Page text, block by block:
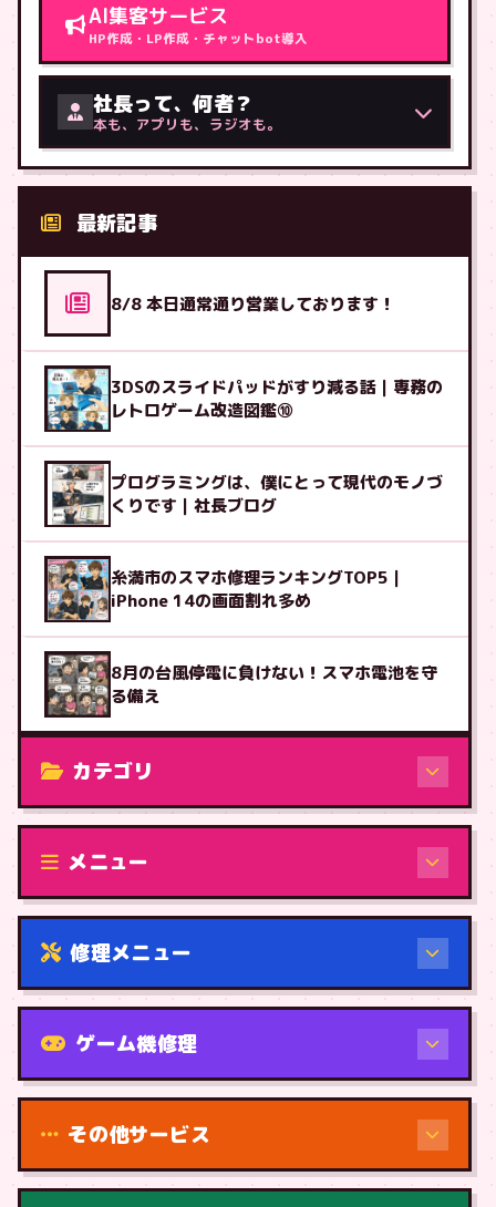
AI集客サービス
HP作成・LP作成・チャットbot導入
社長って、何者？
本も、アプリも、ラジオも。
最新記事
8/8 本日通常通り営業しております！
3DSのスライドパッドがすり減る話｜専務の
レトロゲーム改造図鑑⑩
プログラミングは、僕にとって現代のモノづ
くりです｜社長ブログ
糸満市のスマホ修理ランキングTOP5｜
iPhone 14の画面割れ多め
8月の台風停電に負けない！スマホ電池を守
る備え
カテゴリ
修理（機種から）
メニュー
修理メニュー
機種から
ゲーム機修理
その他サービス